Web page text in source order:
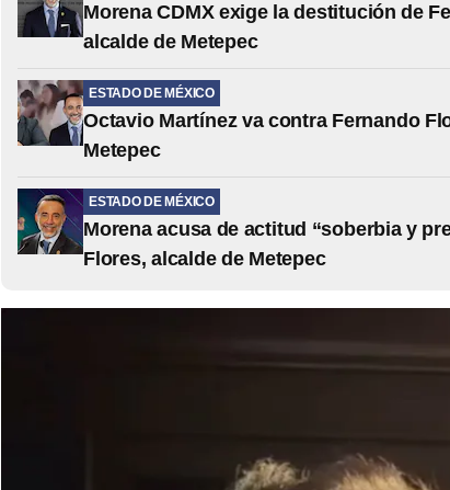
Morena CDMX exige la destitución de
alcalde de Metepec
ESTADO DE MÉXICO
Octavio Martínez va contra Fernando
Metepec
ESTADO DE MÉXICO
Morena acusa de actitud “soberbia y
Flores, alcalde de Metepec